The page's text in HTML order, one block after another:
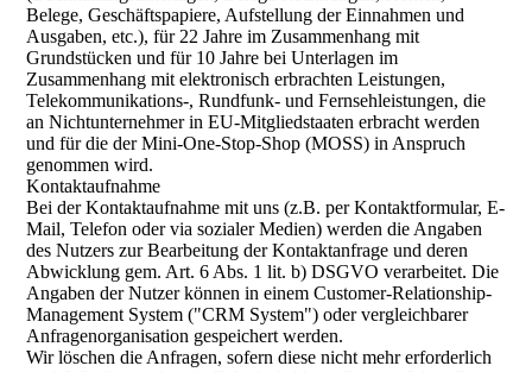
Belege, Geschäftspapiere, Aufstellung der Einnahmen und
Ausgaben, etc.), für 22 Jahre im Zusammenhang mit
Grundstücken und für 10 Jahre bei Unterlagen im
Zusammenhang mit elektronisch erbrachten Leistungen,
Telekommunikations-, Rundfunk- und Fernsehleistungen, die
an Nichtunternehmer in EU-Mitgliedstaaten erbracht werden
und für die der Mini-One-Stop-Shop (MOSS) in Anspruch
genommen wird.
Kontaktaufnahme
Bei der Kontaktaufnahme mit uns (z.B. per Kontaktformular, E-
Mail, Telefon oder via sozialer Medien) werden die Angaben
des Nutzers zur Bearbeitung der Kontaktanfrage und deren
Abwicklung gem. Art. 6 Abs. 1 lit. b) DSGVO verarbeitet. Die
Angaben der Nutzer können in einem Customer-Relationship-
Management System ("CRM System") oder vergleichbarer
Anfragenorganisation gespeichert werden.
Wir löschen die Anfragen, sofern diese nicht mehr erforderlich